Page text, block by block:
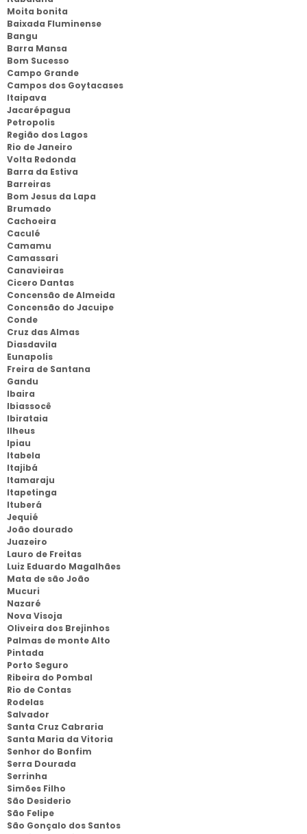
Moita bonita
Baixada Fluminense
Bangu
Barra Mansa
Bom Sucesso
Campo Grande
Campos dos Goytacases
Itaipava
Jacarépagua
Petropolis
Região dos Lagos
Rio de Janeiro
Volta Redonda
Barra da Estiva
Barreiras
Bom Jesus da Lapa
Brumado
Cachoeira
Caculé
Camamu
Camassari
Canavieiras
Cicero Dantas
Concensão de Almeida
Concensão do Jacuipe
Conde
Cruz das Almas
Diasdavila
Eunapolis
Freira de Santana
Gandu
Ibaira
Ibiassocê
Ibirataia
Ilheus
Ipiau
Itabela
Itajibá
Itamaraju
Itapetinga
Ituberá
Jequié
João dourado
Juazeiro
Lauro de Freitas
Luiz Eduardo Magalhães
Mata de são João
Mucuri
Nazaré
Nova Visoja
Oliveira dos Brejinhos
Palmas de monte Alto
Pintada
Porto Seguro
Ribeira do Pombal
Rio de Contas
Rodelas
Salvador
Santa Cruz Cabraria
Santa Maria da Vitoria
Senhor do Bonfim
Serra Dourada
Serrinha
Simões Filho
São Desiderio
São Felipe
São Gonçalo dos Santos